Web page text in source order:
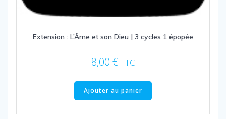
Extension : L’Âme et son Dieu | 3 cycles 1 épopée
8,00 € TTC
Ajouter au panier